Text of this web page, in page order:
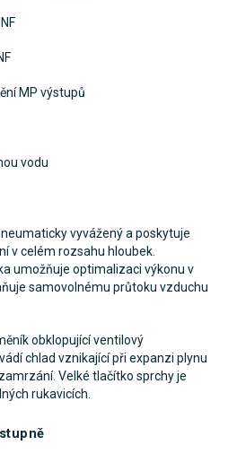
MP výstupů
vodu
vyvážený a poskytuje
v celém rozsahu hloubek.
umožňuje optimalizaci výkonu v
samovolnému průtoku vzduchu
obklopující ventilový
chlad vznikající při expanzi plynu
Velké tlačítko sprchy je
rukavicích.